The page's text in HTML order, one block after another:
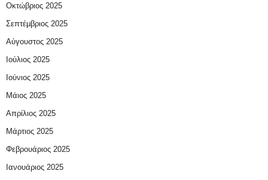
Οκτώβριος 2025
Σεπτέμβριος 2025
Αύγουστος 2025
Ιούλιος 2025
Ιούνιος 2025
Μάιος 2025
Απρίλιος 2025
Μάρτιος 2025
Φεβρουάριος 2025
Ιανουάριος 2025